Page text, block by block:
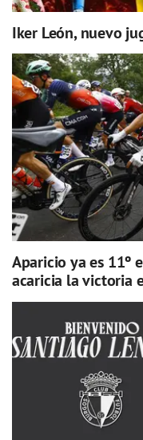
Iker León, nuevo
Aparicio ya es 11º
acaricia la victoria